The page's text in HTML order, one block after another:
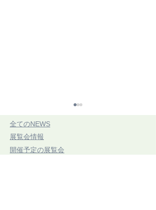
​全てのNEWS
​展覧会情報
​開催予定の展覧会